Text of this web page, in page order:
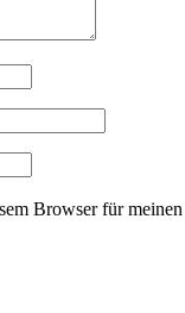
Browser für meinen